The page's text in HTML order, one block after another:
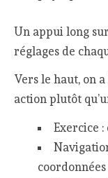
Un appui long
réglages de
Vers le haut, on
action plutôt
Exercice
coordonnées